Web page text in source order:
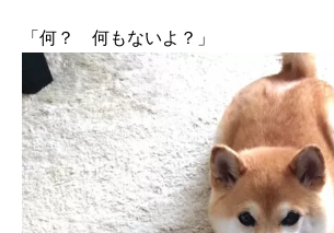
「何？ 何もないよ？」